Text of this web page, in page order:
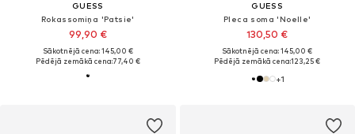
GUESS
Rokassomiņa 'Patsie'
99,90 €
Sākotnējā cena: 145,00 €
Pēdējā zemākā cena:77,40 €
GUESS
Pleca soma 'Noelle'
130,50 €
Sākotnējā cena: 145,00 €
Pēdējā zemākā cena:123,25 €
+1